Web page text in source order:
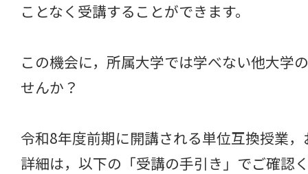
ことなく受講することができます。
この機会に，所属大学では学べない他大学
せんか？
令和8年度前期に開講される単位互換授業
詳細は，以下の「受講の手引き」でご確認